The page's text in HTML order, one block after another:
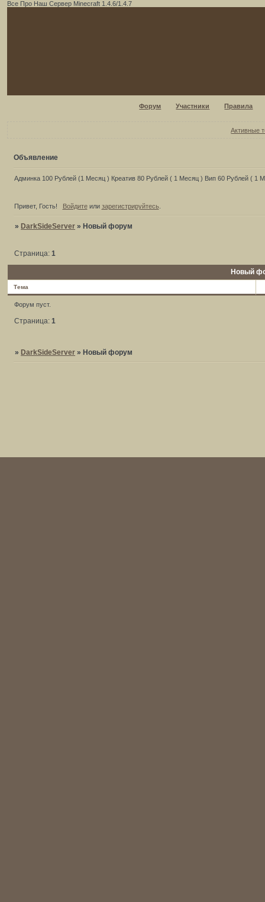
Все Про Наш Сервер Minecraft 1.4.6/1.4.7
Форум Участники Правила
Активные
Объявление
Админка 100 Рублей (1 Месяц ) Креатив 80 Рублей ( 1 Месяц ) Вип 60 Рублей ( 1
Привет, Гость! Войдитеили зарегистрируйтесь.
»DarkSideServer »Новый форум
Новый
Страница: 1
Тема
Форум пуст.
Страница:1
» DarkSideServer » Новый форум